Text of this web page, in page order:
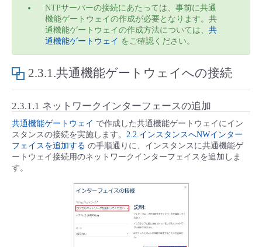
管理機能
すべてのメニューを見る
サポート
管理機能
すべてのメニューを見る
IoT
モニタリング/監査
サポート
すべてのメニューを見る
- 新規お申し込み方法
- 登録情報の管理
- APIリファレンス
■ 基本構築ガイド
- クラウド / サーバー
- データと分析
- ITインフラストラクチャー
故障/メンテナンス履歴
メンテナンス予定
定期メンテナンス
パートナー
販売パートナー向けプログラム
協業パートナー
NTPサーバーの接続にあたっては、事前に共通
機能ゲートウェイの作成が必要となります。共
通機能ゲートウェイの作成方法については、 共
通機能ゲートウェイ をご確認ください。
2.3.1.共通機能ゲートウェイへの接続
2.3.1.1 ネットワークインターフェースの追加
共通機能ゲートウェイ で作成した共通機能ゲートウェイにイン
スタンスの接続を実施します。 2.2.インスタンスへNWインター
フェイスを追加する の手順通りに、インスタンスに共通機能ゲ
ートウェイ接続用のネットワークインターフェイスを追加しま
す。